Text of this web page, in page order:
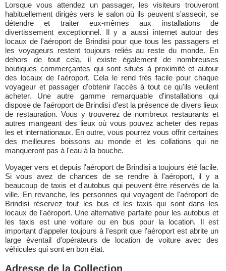
Lorsque vous attendez un passager, les visiteurs trouveront
habituellement dirigés vers le salon où ils peuvent s'asseoir, se
détendre et traiter eux-mêmes aux installations de
divertissement exceptionnel. Il y a aussi internet autour des
locaux de l'aéroport de Brindisi pour que tous les passagers et
les voyageurs restent toujours reliés au reste du monde. En
dehors de tout cela, il existe également de nombreuses
boutiques commerçantes qui sont situés à proximité et autour
des locaux de l'aéroport. Cela le rend très facile pour chaque
voyageur et passager d'obtenir l'accès à tout ce qu'ils veulent
acheter. Une autre gamme remarquable d'installations qui
dispose de l'aéroport de Brindisi d'est la présence de divers lieux
de restauration. Vous y trouverez de nombreux restaurants et
autres mangeant des lieux où vous pouvez acheter des repas
les et internationaux. En outre, vous pourrez vous offrir certaines
des meilleures boissons au monde et les collations qui ne
manqueront pas à l'eau à la bouche.
Voyager vers et depuis l'aéroport de Brindisi a toujours été facile.
Si vous avez de chances de se rendre à l'aéroport, il y a
beaucoup de taxis et d'autobus qui peuvent être réservés de la
ville. En revanche, les personnes qui voyagent de l'aéroport de
Brindisi réservez tout les bus et les taxis qui sont dans les
locaux de l'aéroport. Une alternative parfaite pour les autobus et
les taxis est une voiture ou en bus pour la location. Il est
important d'appeler toujours à l'esprit que l'aéroport est abrite un
large éventail d'opérateurs de location de voiture avec des
véhicules qui sont en bon état.
Adresse de la Collection